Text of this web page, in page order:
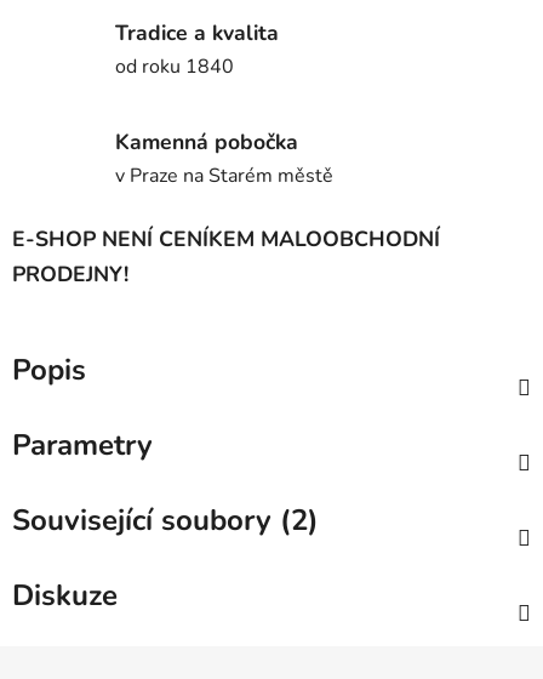
Tradice a kvalita
od roku 1840
Kamenná pobočka
v Praze na Starém městě
E-SHOP NENÍ CENÍKEM MALOOBCHODNÍ
PRODEJNY!
Popis
Parametry
Související soubory (2)
Diskuze